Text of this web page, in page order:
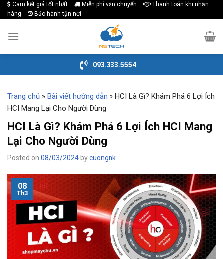
Skip
to
content
Cam kết giá tốt nhất Miễn phí vận chuyển
Thanh toán khi nhận
hàng
Bảo hành tận nơi
093.333.5554
Trang chủ » Bài viết hướng dẫn » HCI Là Gì? Khám Phá 6 Lợi Ích
HCI Mang Lại Cho Người Dùng
HCI Là Gì? Khám Phá 6 Lợi Ích HCI Mang
Lại Cho Người Dùng
Posted on 08/03/2024 bycuongnk
08
Th3